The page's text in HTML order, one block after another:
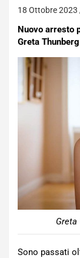
18 Ottobre 2023
Nuovo arresto
Greta
Greta
Sono passati